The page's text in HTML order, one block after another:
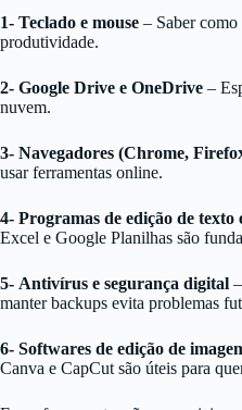
1- Teclado e mouse – Saber como
produtividade.
2- Google Drive e OneDrive –
nuvem.
3- Navegadores (Chrome,
usar ferramentas online.
4- Programas de edição de texto
Excel e Google Planilhas são
5- Antivírus e segurança digital
manter backups evita problemas
6- Softwares de edição de
Canva e CapCut são úteis para